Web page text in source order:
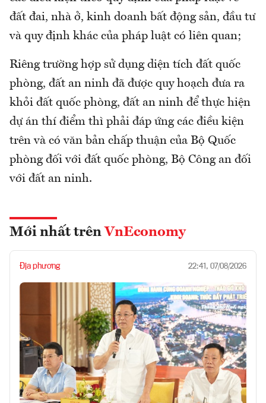
đất đai, nhà ở, kinh doanh bất động sản, đầu tư
và quy định khác của pháp luật có liên quan;
Riêng trường hợp sử dụng diện tích đất quốc
phòng, đất an ninh đã được quy hoạch đưa ra
khỏi đất quốc phòng, đất an ninh để thực hiện
dự án thí điểm thì phải đáp ứng các điều kiện
trên và có văn bản chấp thuận của Bộ Quốc
phòng đối với đất quốc phòng, Bộ Công an đối
với đất an ninh.
Mới nhất trên VnEconomy
Địa phương 22:41, 07/08/2026